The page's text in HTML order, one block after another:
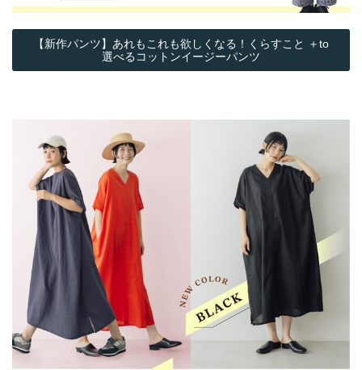
【新作パンツ】あれもこれも欲しくなる！くらすこと ＋to
選べるコットンイージーパンツ